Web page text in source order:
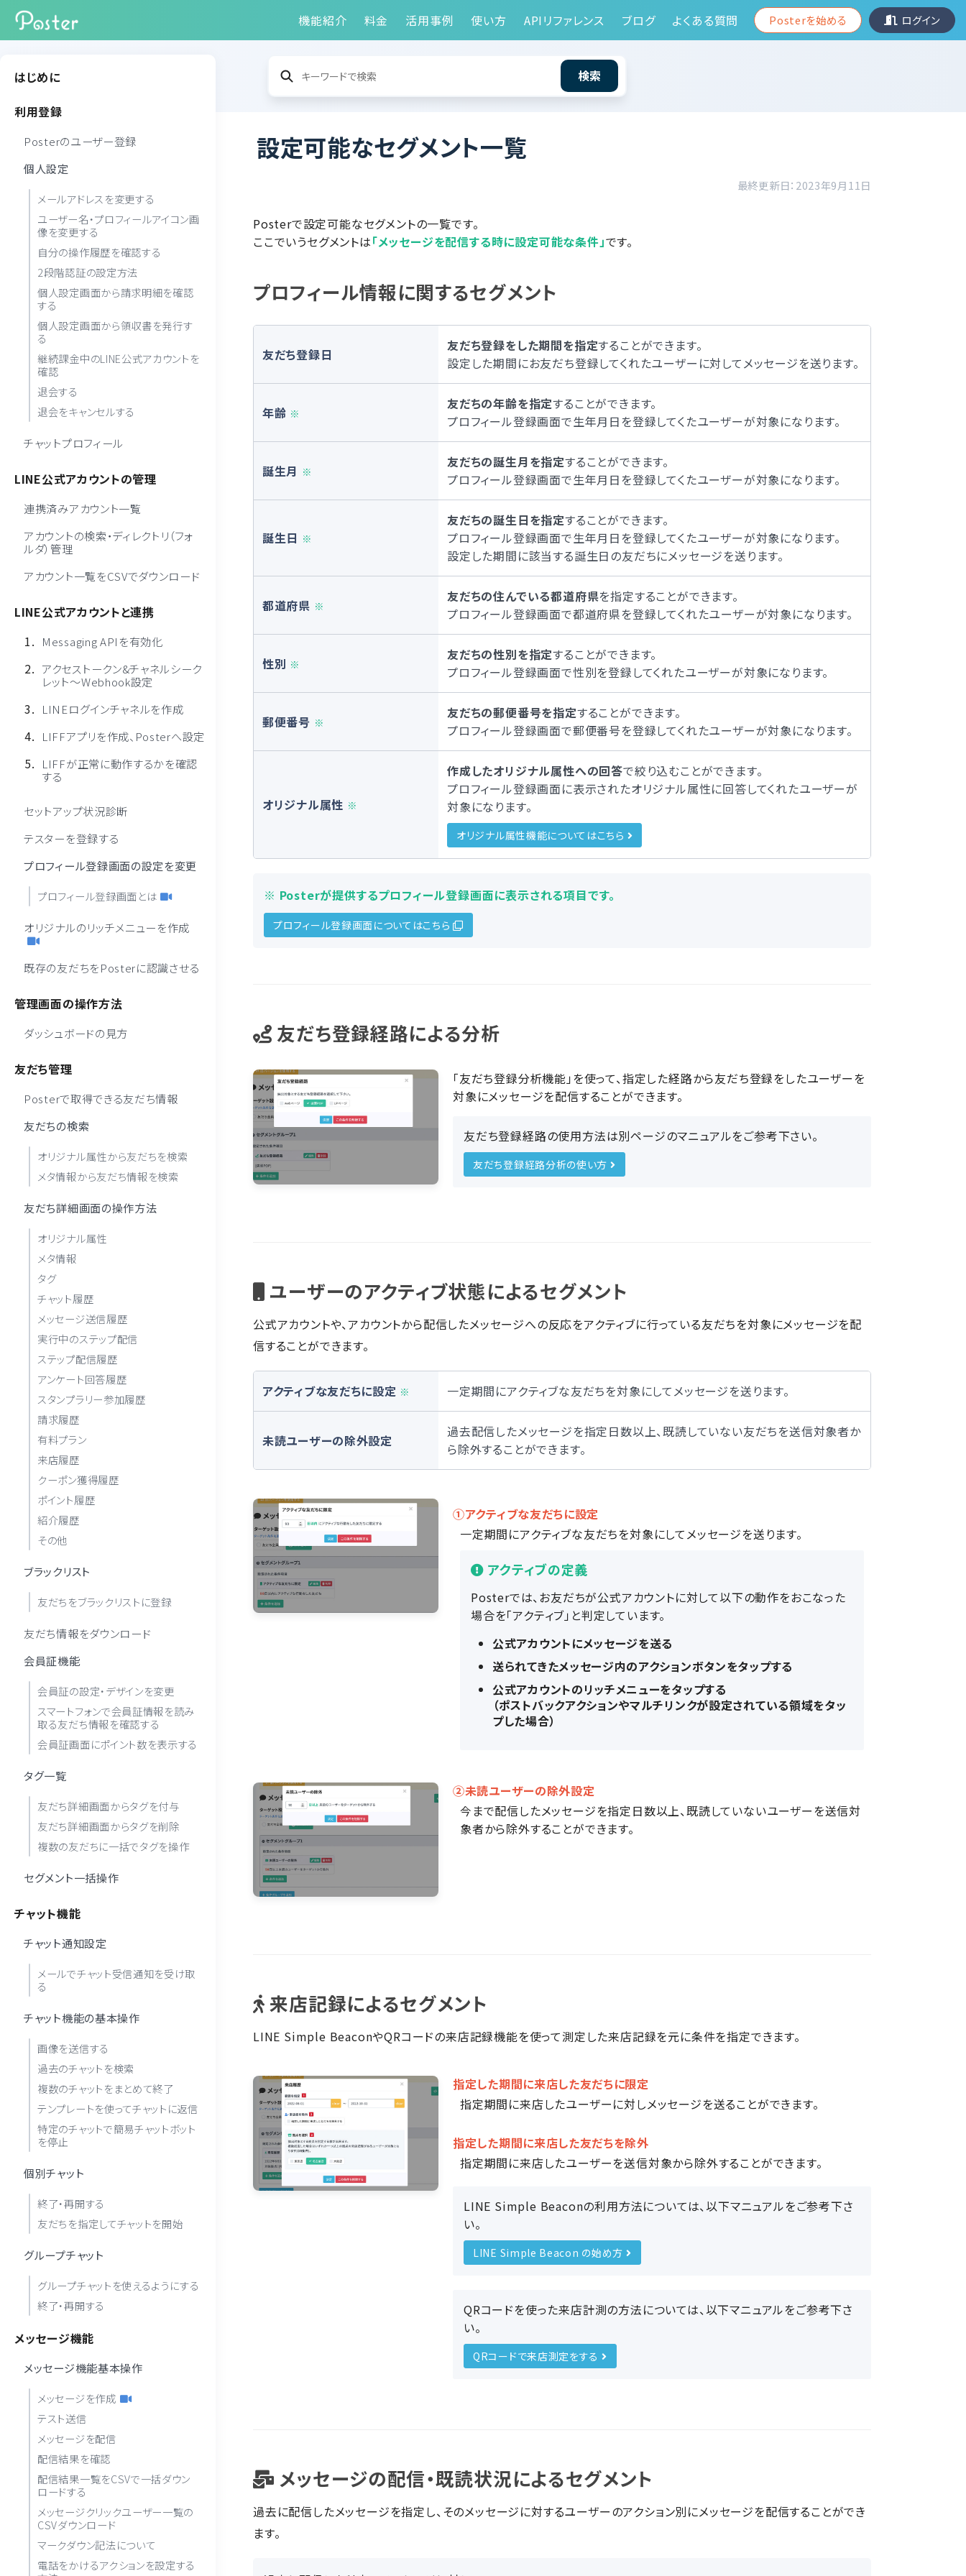
機能紹介 料金 活用事例 使い方 APIリファレンス ブログ よくある質問 Posterを始める ログイン
はじめに
利用登録
Posterのユーザー登録
個人設定
メールアドレスを変更する
ユーザー名・プロフィールアイコン画
像を変更する
自分の操作履歴を確認する
2段階認証の設定方法
個人設定画面から請求明細を確認
する
個人設定画面から領収書を発行す
る
継続課金中のLINE公式アカウントを
確認
退会する
退会をキャンセルする
チャットプロフィール
LINE公式アカウントの管理
連携済みアカウント一覧
アカウントの検索・ディレクトリ（フォ
ルダ）管理
アカウント一覧をCSVでダウンロード
LINE公式アカウントと連携
Messaging APIを有効化
アクセストークン&チャネルシーク
レット〜Webhook設定
LINEログインチャネルを作成
LIFFアプリを作成、Posterへ設定
LIFFが正常に動作するかを確認
する
セットアップ状況診断
テスターを登録する
プロフィール登録画面の設定を変更
プロフィール登録画面とは
オリジナルのリッチメニューを作成
既存の友だちをPosterに認識させる
管理画面の操作方法
ダッシュボードの見方
友だち管理
Posterで取得できる友だち情報
友だちの検索
オリジナル属性から友だちを検索
メタ情報から友だち情報を検索
友だち詳細画面の操作方法
オリジナル属性
メタ情報
タグ
チャット履歴
メッセージ送信履歴
実行中のステップ配信
ステップ配信履歴
アンケート回答履歴
スタンプラリー参加履歴
請求履歴
有料プラン
来店履歴
クーポン獲得履歴
ポイント履歴
紹介履歴
その他
ブラックリスト
友だちをブラックリストに登録
友だち情報をダウンロード
会員証機能
会員証の設定・デザインを変更
スマートフォンで会員証情報を読み
取る友だち情報を確認する
会員証画面にポイント数を表示する
タグ一覧
友だち詳細画面からタグを付与
友だち詳細画面からタグを削除
複数の友だちに一括でタグを操作
セグメント一括操作
チャット機能
チャット通知設定
メールでチャット受信通知を受け取
る
チャット機能の基本操作
画像を送信する
過去のチャットを検索
複数のチャットをまとめて終了
テンプレートを使ってチャットに返信
特定のチャットで簡易チャットボット
を停止
個別チャット
終了・再開する
友だちを指定してチャットを開始
グループチャット
グループチャットを使えるようにする
終了・再開する
メッセージ機能
メッセージ機能基本操作
メッセージを作成
テスト送信
メッセージを配信
配信結果を確認
配信結果一覧をCSVで一括ダウン
ロードする
メッセージクリックユーザー一覧の
CSVダウンロード
マークダウン記法について
電話をかけるアクションを設定する
検索
設定可能なセグメント一覧
最終更新日：2023年9月11日
Posterで設定可能なセグメントの一覧です。
ここでいうセグメントは「メッセージを配信する時に設定可能な条件」です。
プロフィール情報に関するセグメント
友だち登録日
友だち登録をした期間を指定することができます。
設定した期間にお友だち登録してくれたユーザーに対してメッセージを送ります。
年齢 ※
友だちの年齢を指定することができます。
プロフィール登録画面で生年月日を登録してくたユーザーが対象になります。
誕生月 ※
友だちの誕生月を指定することができます。
プロフィール登録画面で生年月日を登録してくたユーザーが対象になります。
誕生日 ※
友だちの誕生日を指定することができます。
プロフィール登録画面で生年月日を登録してくたユーザーが対象になります。
設定した期間に該当する誕生日の友だちにメッセージを送ります。
都道府県 ※
友だちの住んでいる都道府県を指定することができます。
プロフィール登録画面で都道府県を登録してくれたユーザーが対象になります。
性別 ※
友だちの性別を指定することができます。
プロフィール登録画面で性別を登録してくれたユーザーが対象になります。
郵便番号 ※
友だちの郵便番号を指定することができます。
プロフィール登録画面で郵便番号を登録してくれたユーザーが対象になります。
オリジナル属性 ※
作成したオリジナル属性への回答で絞り込むことができます。
プロフィール登録画面に表示されたオリジナル属性に回答してくれたユーザーが
対象になります。
オリジナル属性機能についてはこちら
※ Posterが提供するプロフィール登録画面に表示される項目です。
プロフィール登録画面についてはこちら
友だち登録経路による分析
「友だち登録分析機能」を使って、指定した経路から友だち登録をしたユーザーを
対象にメッセージを配信することができます。
友だち登録経路の使用方法は別ページのマニュアルをご参考下さい。
友だち登録経路分析の使い方
ユーザーのアクティブ状態によるセグメント
公式アカウントや、アカウントから配信したメッセージへの反応をアクティブに行っている友だちを対象にメッセージを配
信することができます。
アクティブな友だちに設定 ※ 一定期間にアクティブな友だちを対象にしてメッセージを送ります。
未読ユーザーの除外設定
過去配信したメッセージを指定日数以上、既読していない友だちを送信対象者か
ら除外することができます。
①アクティブな友だちに設定
一定期間にアクティブな友だちを対象にしてメッセージを送ります。
アクティブの定義
Posterでは、お友だちが公式アカウントに対して以下の動作をおこなった
場合を「アクティブ」と判定しています。
公式アカウントにメッセージを送る
送られてきたメッセージ内のアクションボタンをタップする
公式アカウントのリッチメニューをタップする
（ポストバックアクションやマルチリンクが設定されている領域をタッ
プした場合）
②未読ユーザーの除外設定
今まで配信したメッセージを指定日数以上、既読していないユーザーを送信対
象者から除外することができます。
来店記録によるセグメント
LINE Simple BeaconやQRコードの来店記録機能を使って測定した来店記録を元に条件を指定できます。
指定した期間に来店した友だちに限定
指定期間に来店したユーザーに対しメッセージを送ることができます。
指定した期間に来店した友だちを除外
指定期間に来店したユーザーを送信対象から除外することができます。
LINE Simple Beaconの利用方法については、以下マニュアルをご参考下さ
い。
LINE Simple Beacon の始め方
QRコードを使った来店計測の方法については、以下マニュアルをご参考下さ
い。
QRコードで来店測定をする
メッセージの配信・既読状況によるセグメント
過去に配信したメッセージを指定し、そのメッセージに対するユーザーのアクション別にメッセージを配信することができ
ます。